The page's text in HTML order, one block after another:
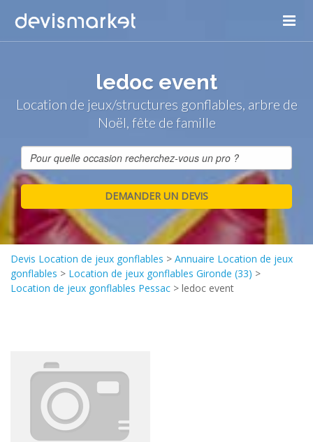
ledoc event
Location de jeux/structures gonflables, arbre de
Noël, fête de famille
Devis Location de jeux gonflables > Annuaire Location de jeux
gonflables > Location de jeux gonflables Gironde (33) >
Location de jeux gonflables Pessac > ledoc event